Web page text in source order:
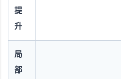
提
升
局
部